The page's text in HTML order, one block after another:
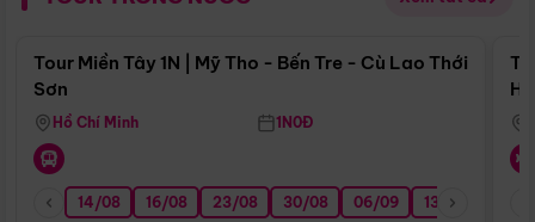
Điểm nổi bật
Tour Miền Tây 1N | Mỹ Tho - Bến Tre - Cù Lao Thới
Sơn
Hồ Chí Minh 1N0Đ
14/08 16/08 23/08 30/08 06/09 13/09